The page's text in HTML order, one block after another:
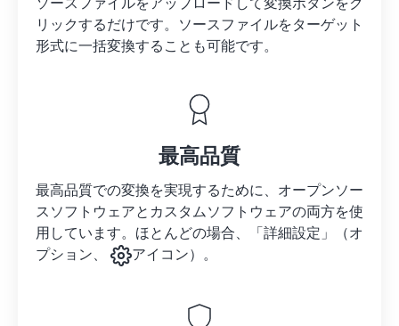
ソースファイルをアップロードして変換ボタンをク
リックするだけです。 ソースファイルをターゲット
形式に一括変換することも可能です。
最高品質
最高品質での変換を実現するために、オープンソー
スソフトウェアとカスタムソフトウェアの両方を使
用しています。ほとんどの場合、「詳細設定」（オ
プション、
アイコン）。